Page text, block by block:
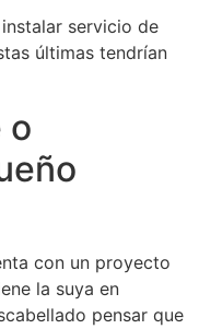
servicio de
últimas tendrían
o
con un proyecto
la suya en
pensar que